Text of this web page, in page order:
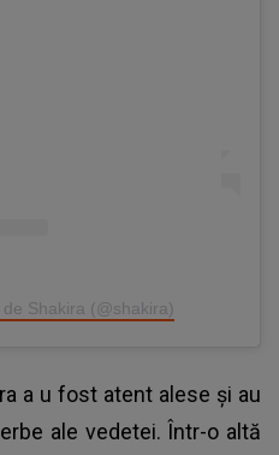
Shakira (@shakira)
a u fost atent alese și au
ale vedetei. Într-o altă